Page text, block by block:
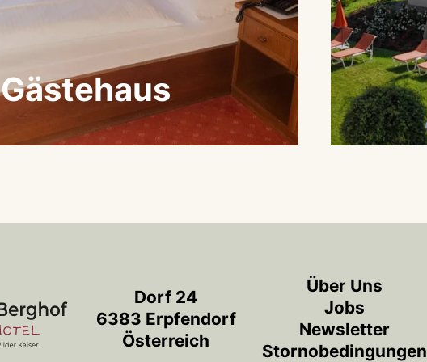
Gästehaus
Dorf 24
6383 Erpfendorf
Österreich
Über Uns
Jobs
Newsletter
Stornobedingungen